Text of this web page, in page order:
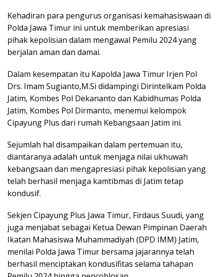
Kehadiran para pengurus organisasi kemahasiswaan di
Polda Jawa Timur ini untuk memberikan apresiasi
pihak kepolisian dalam mengawal Pemilu 2024 yang
berjalan aman dan damai.
Dalam kesempatan itu Kapolda Jawa Timur Irjen Pol
Drs. Imam Sugianto,M.Si didampingi Dirintelkam Polda
Jatim, Kombes Pol Dekananto dan Kabidhumas Polda
Jatim, Kombes Pol Dirmanto, menemui kelompok
Cipayung Plus dari rumah Kebangsaan Jatim ini.
Sejumlah hal disampaikan dalam pertemuan itu,
diantaranya adalah untuk menjaga nilai ukhuwah
kebangsaan dan mengapresiasi pihak kepolisian yang
telah berhasil menjaga kamtibmas di Jatim tetap
kondusif.
Sekjen Cipayung Plus Jawa Timur, Firdaus Suudi, yang
juga menjabat sebagai Ketua Dewan Pimpinan Daerah
Ikatan Mahasiswa Muhammadiyah (DPD IMM) Jatim,
menilai Polda Jawa Timur bersama jajarannya telah
berhasil menciptakan kondusifitas selama tahapan